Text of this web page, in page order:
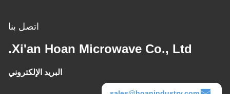
اتصل بنا
Xi'an Hoan Microwave Co., Ltd.
البريد الإلكتروني